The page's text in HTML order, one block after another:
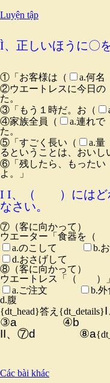
Luyện tập
Ì、正しいほうに〇
①「お客様は（ a.何
②ウエートレスに今日の
た。
③「もう１時だ。お（
④家族全員（
a.連
た。
⑤「すごく長い（
a.
るということは、おいし
⑥「残したら、もったい
よ。」
I I、（ ）にはど
なさい。
⑦（客に向かって）
ウエーター「食器を（
a.のこして
b.
d.おさげして
⑧（客に向かって）
ウエートレス「（ ）」
a.ご注文
b.
d.腹
{dt_head}答え{dt_details}I
③a ④b
II、⑦d ⑧a
Các bài khác